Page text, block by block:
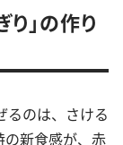
」の作り
るのは、さける
の新食感が、赤